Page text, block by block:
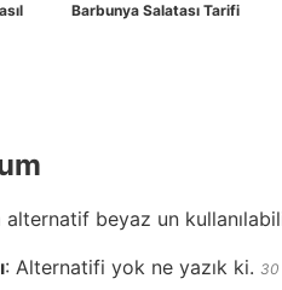
Barbunya Salatası Tarifi
alternatif beyaz un
: Alternatifi yok ne yazık ki. 30